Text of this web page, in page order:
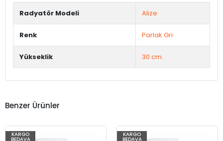
Radyatör Modeli Alize
Renk Parlak Gri
Yükseklik 30 cm.
Benzer Ürünler
KARGO
BEDAVA
KARGO
BEDAVA